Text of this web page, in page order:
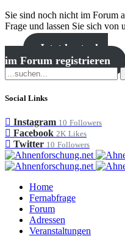
Sie sind noch nicht im Forum
Frage und lassen Sie sich von
Jetzt kostenlos
im Forum registrieren
Social Links
Instagram 10 Followers
Facebook 2K Likes
Twitter 10 Followers
Home
Fernabfrage
Forum
Adressen
Veranstaltungen